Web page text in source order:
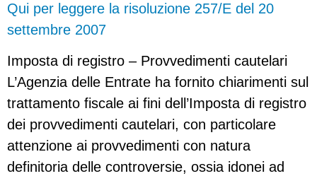
Qui per leggere la risoluzione 257/E del 20
settembre 2007
Imposta di registro – Provvedimenti cautelari
L’Agenzia delle Entrate ha fornito chiarimenti sul
trattamento fiscale ai fini dell’Imposta di registro
dei provvedimenti cautelari, con particolare
attenzione ai provvedimenti con natura
definitoria delle controversie, ossia idonei ad